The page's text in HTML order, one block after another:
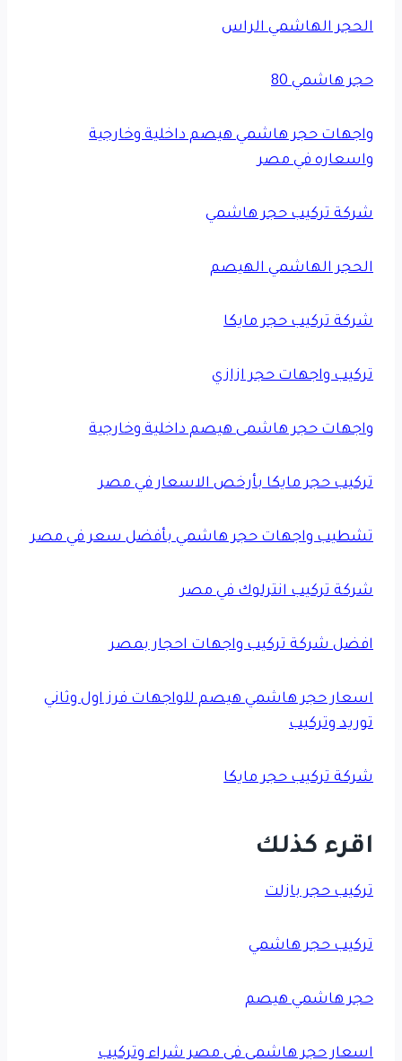
الحجر الهاشمي الراس
حجر هاشمي 80
واجهات حجر هاشمي هيصم داخلية وخارجية
واسعاره في مصر
شركة تركيب حجر هاشمي
الحجر الهاشمي الهيصم
شركة تركيب حجر مايكا
تركيب واجهات حجر ازازي
واجهات حجر هاشمى هيصم داخلية وخارجية
تركيب حجر مايكا بأرخص الاسعار في مصر
تشطيب واجهات حجر هاشمي بأفضل سعر في مصر
شركة تركيب انترلوك في مصر
افضل شركة تركيب واجهات احجار بمصر
اسعار حجر هاشمي هيصم للواجهات فرز اول وثاني
توريد وتركيب
شركة تركيب حجر مايكا
اقرء كذلك
تركيب حجر بازلت
تركيب حجر هاشمي
حجر هاشمي هيصم
اسعار حجر هاشمي في مصر شراء وتركيب